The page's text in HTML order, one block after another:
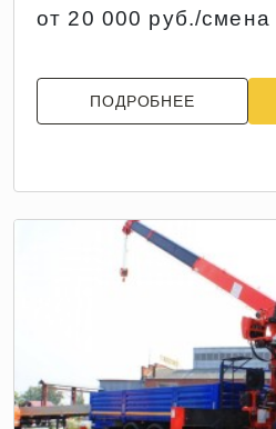
от 20 000 руб./смена
ПОДРОБНЕЕ